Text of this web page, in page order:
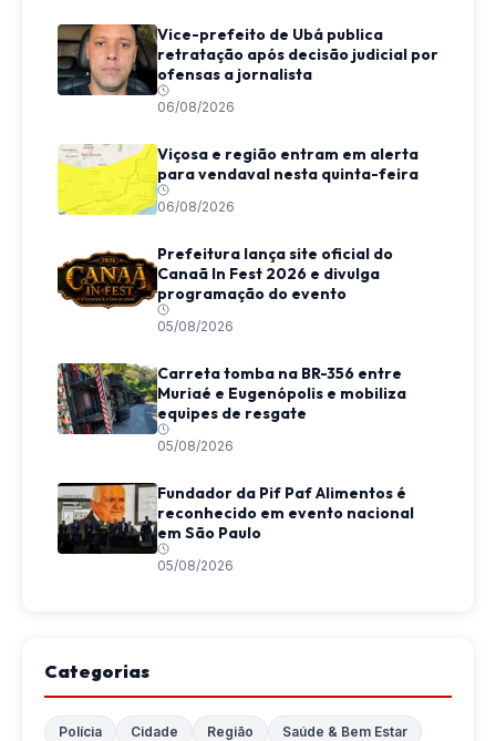
Vice-prefeito de Ubá publica
retratação após decisão judicial por
ofensas a jornalista
06/08/2026
Viçosa e região entram em alerta
para vendaval nesta quinta-feira
06/08/2026
Prefeitura lança site oficial do
Canaã In Fest 2026 e divulga
programação do evento
05/08/2026
Carreta tomba na BR-356 entre
Muriaé e Eugenópolis e mobiliza
equipes de resgate
05/08/2026
Fundador da Pif Paf Alimentos é
reconhecido em evento nacional
em São Paulo
05/08/2026
Categorias
Polícia Cidade Região
Saúde & Bem Estar